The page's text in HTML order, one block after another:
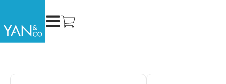
indholdet